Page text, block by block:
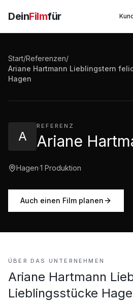
DeinFilmfür
Start/Referenzen/
Ariane Hartmann Lieblingstern
Hagen
A
REFERENZ
Ariane
Hagen·1 Produktion
Auch einen Film planen
Ariane Hartmann
ÜBER DAS UNTERNEHMEN
Ariane Hartmann
Lieblingsstücke